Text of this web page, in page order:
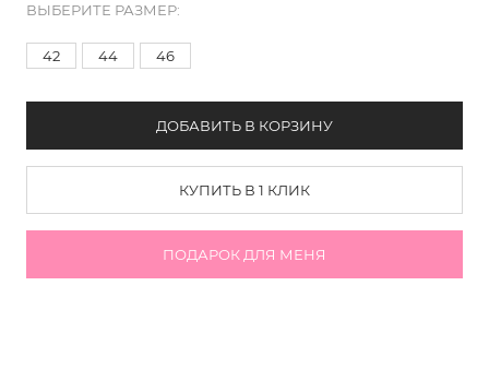
ВЫБЕРИТЕ РАЗМЕР:
42 44 46
ДОБАВИТЬ В КОРЗИНУ
КУПИТЬ В 1 КЛИК
ПОДАРОК ДЛЯ МЕНЯ